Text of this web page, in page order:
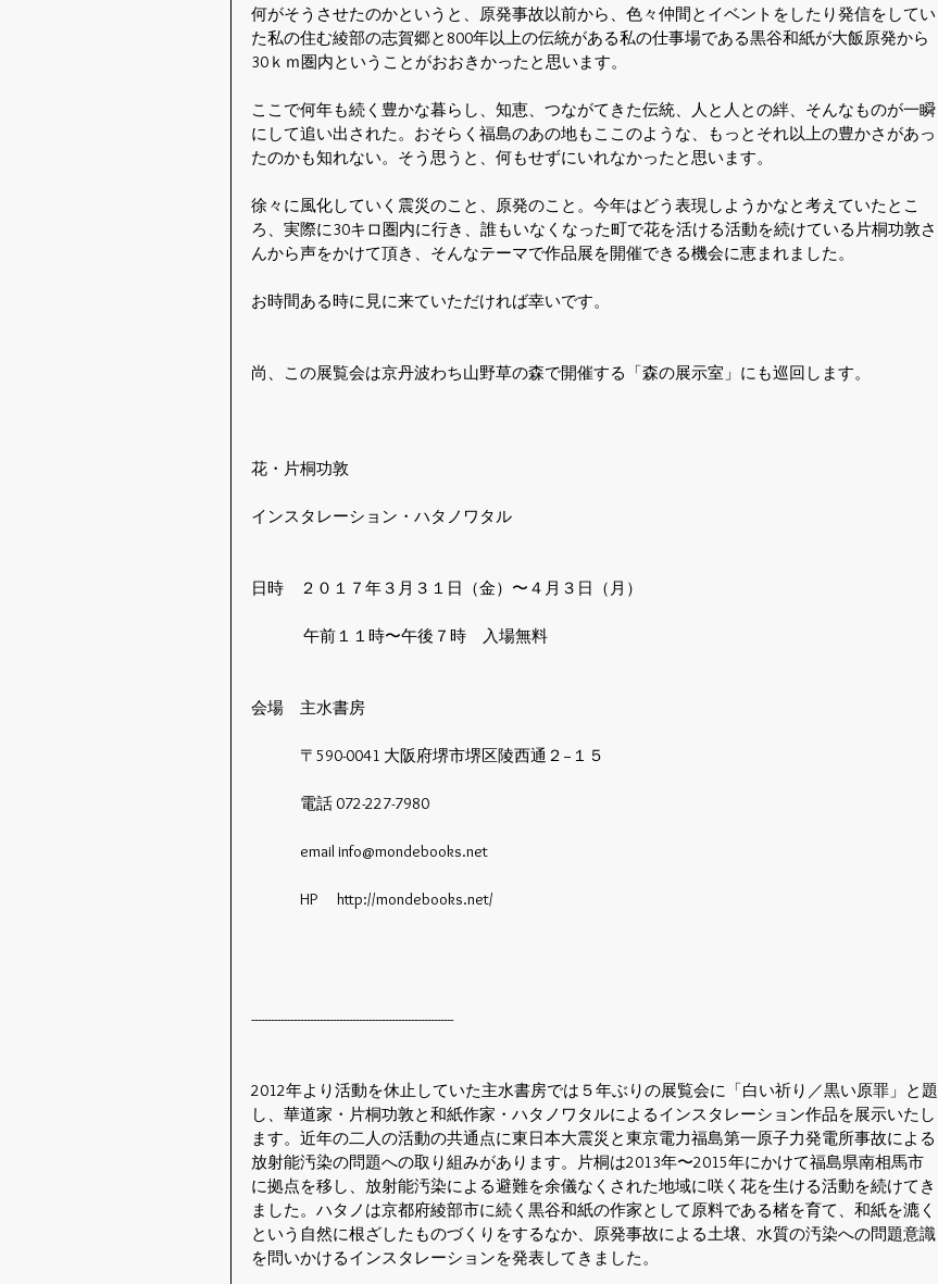
何がそうさせたのかというと、原発事故以前から、色々仲間とイベントをしたり発信をしてい
た私の住む綾部の志賀郷と800年以上の伝統がある私の仕事場である黒谷和紙が大飯原発から
30ｋｍ圏内ということがおおきかったと思います。
ここで何年も続く豊かな暮らし、知恵、つながてきた伝統、人と人との絆、そんなものが一瞬
にして追い出された。おそらく福島のあの地もここのような、もっとそれ以上の豊かさがあっ
たのかも知れない。そう思うと、何もせずにいれなかったと思います。
徐々に風化していく震災のこと、原発のこと。今年はどう表現しようかなと考えていたとこ
ろ、実際に30キロ圏内に行き、誰もいなくなった町で花を活ける活動を続けている片桐功敦さ
んから声をかけて頂き、そんなテーマで作品展を開催できる機会に恵まれました。
お時間ある時に見に来ていただければ幸いです。
尚、この展覧会は京丹波わち山野草の森で開催する「森の展示室」にも巡回します。
花・片桐功敦
インスタレーション・ハタノワタル
日時　２０１７年３月３１日（金）〜４月３日（月）
午前１１時〜午後７時　入場無料
会場　主水書房
〒590-0041 大阪府堺市堺区陵西通２−１５
電話 072-227-7980
email info@mondebooks.net
HP　 http://mondebooks.net/
--------------------------------------------------------------
2012年より活動を休止していた主水書房では５年ぶりの展覧会に「白い祈り／黒い原罪」と題
し、華道家・片桐功敦と和紙作家・ハタノワタルによるインスタレーション作品を展示いたし
ます。近年の二人の活動の共通点に東日本大震災と東京電力福島第一原子力発電所事故による
放射能汚染の問題への取り組みがあります。片桐は2013年〜2015年にかけて福島県南相馬市
に拠点を移し、放射能汚染による避難を余儀なくされた地域に咲く花を生ける活動を続けてき
ました。ハタノは京都府綾部市に続く黒谷和紙の作家として原料である楮を育て、和紙を漉く
という自然に根ざしたものづくりをするなか、原発事故による土壌、水質の汚染への問題意識
を問いかけるインスタレーションを発表してきました。